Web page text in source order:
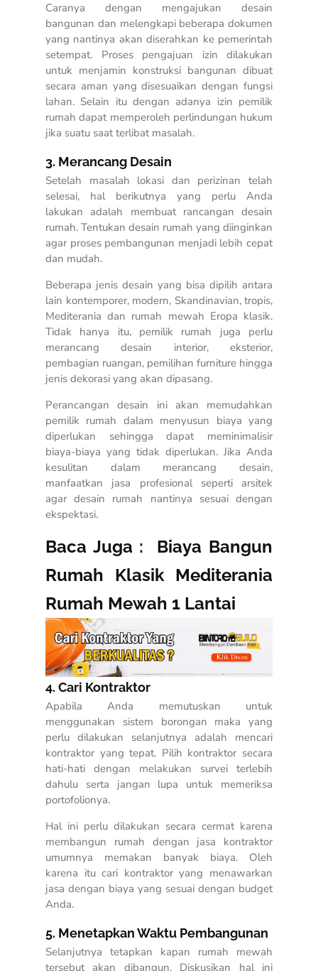
Caranya dengan mengajukan desain
bangunan dan melengkapi beberapa dokumen
yang nantinya akan diserahkan ke pemerintah
setempat. Proses pengajuan izin dilakukan
untuk menjamin konstruksi bangunan dibuat
secara aman yang disesuaikan dengan fungsi
lahan. Selain itu dengan adanya izin pemilik
rumah dapat memperoleh perlindungan hukum
jika suatu saat terlibat masalah.
3. Merancang Desain
Setelah masalah lokasi dan perizinan telah
selesai, hal berikutnya yang perlu Anda
lakukan adalah membuat rancangan desain
rumah. Tentukan desain rumah yang diinginkan
agar proses pembangunan menjadi lebih cepat
dan mudah.
Beberapa jenis desain yang bisa dipilih antara
lain kontemporer, modern, Skandinavian, tropis,
Mediterania dan rumah mewah Eropa klasik.
Tidak hanya itu, pemilik rumah juga perlu
merancang desain interior, eksterior,
pembagian ruangan, pemilihan furniture hingga
jenis dekorasi yang akan dipasang.
Perancangan desain ini akan memudahkan
pemilik rumah dalam menyusun biaya yang
diperlukan sehingga dapat meminimalisir
biaya-biaya yang tidak diperlukan. Jika Anda
kesulitan dalam merancang desain,
manfaatkan jasa profesional seperti arsitek
agar desain rumah nantinya sesuai dengan
ekspektasi.
Baca Juga : Biaya Bangun
Rumah Klasik Mediterania
Rumah Mewah 1 Lantai
4. Cari Kontraktor
Apabila Anda memutuskan untuk
menggunakan sistem borongan maka yang
perlu dilakukan selanjutnya adalah mencari
kontraktor yang tepat. Pilih kontraktor secara
hati-hati dengan melakukan survei terlebih
dahulu serta jangan lupa untuk memeriksa
portofolionya.
Hal ini perlu dilakukan secara cermat karena
membangun rumah dengan jasa kontraktor
umumnya memakan banyak biaya. Oleh
karena itu cari kontraktor yang menawarkan
jasa dengan biaya yang sesuai dengan budget
Anda.
5. Menetapkan Waktu Pembangunan
Selanjutnya tetapkan kapan rumah mewah
tersebut akan dibangun. Diskusikan hal ini